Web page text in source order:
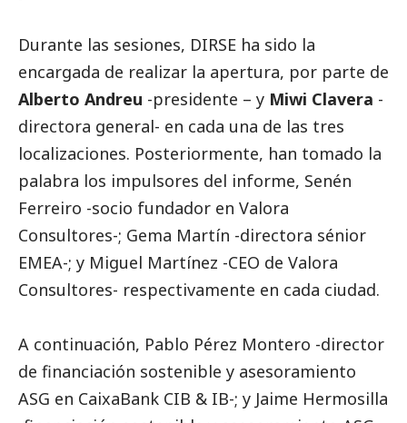
Durante las sesiones, DIRSE ha sido la
encargada de realizar la apertura, por parte de
Alberto Andreu -presidente – y Miwi Clavera -
directora general- en cada una de las tres
localizaciones. Posteriormente, han tomado la
palabra los impulsores del informe, Senén
Ferreiro -socio fundador en Valora
Consultores-; Gema Martín -directora sénior
EMEA-; y Miguel Martínez -CEO de Valora
Consultores- respectivamente en cada ciudad.
A continuación, Pablo Pérez Montero -director
de financiación sostenible y asesoramiento
ASG en CaixaBank CIB & IB-; y Jaime Hermosilla